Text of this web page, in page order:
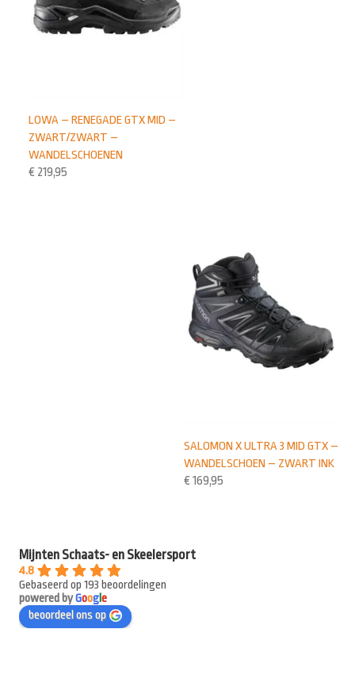
LOWA – RENEGADE GTX MID –
ZWART/ZWART –
WANDELSCHOENEN
€ 219,95
SALOMON X ULTRA 3 MID GTX –
WANDELSCHOEN – ZWART INK
€ 169,95
Mijnten Schaats- en Skeelersport
4.8
Gebaseerd op 193 beoordelingen
powered byGooge
beoordeel ons op